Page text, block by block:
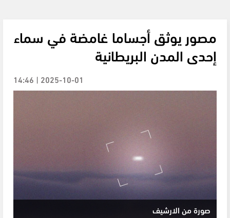
مصور يوثق أجساما غامضة في سماء
إحدى المدن البريطانية
2025-10-01 | 14:46
صورة من الارشيف